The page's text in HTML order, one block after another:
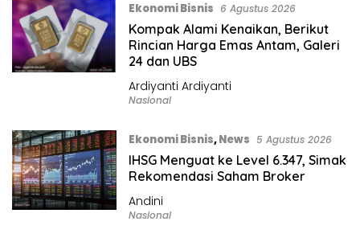
Ekonomi Bisnis 6 Agustus 2026
Kompak Alami Kenaikan, Berikut
Rincian Harga Emas Antam, Galeri
24 dan UBS
Ardiyanti Ardiyanti
Nasional
Ekonomi Bisnis,News 5 Agustus 2026
IHSG Menguat ke Level 6.347, Simak
Rekomendasi Saham Broker
Andini
Nasional